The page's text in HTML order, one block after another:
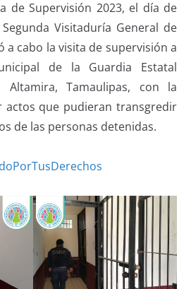
de Supervisión 2023, el día de
Visitaduría General de
a cabo la visita de supervisión a
de la Guardia Estatal
Altamira, Tamaulipas, con la
actos que pudieran transgredir
de las personas detenidas.